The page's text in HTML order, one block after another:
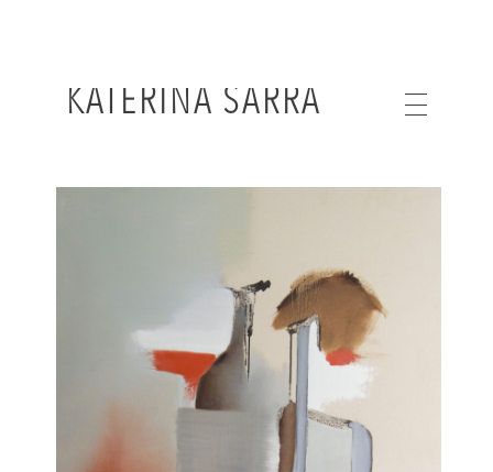
KATERINA SARRA